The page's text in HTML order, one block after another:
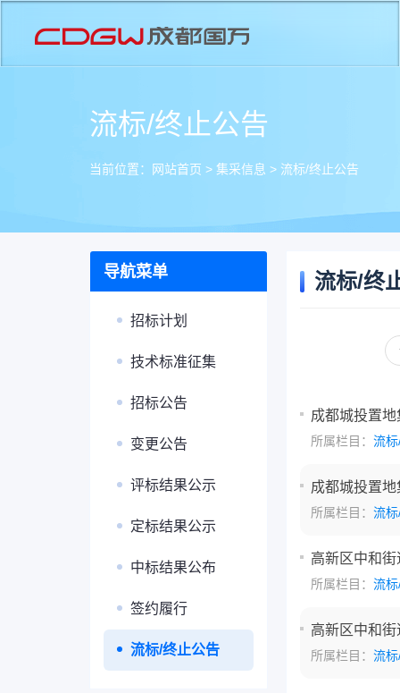
流标/终止公告
当前位置： 网站首页 > 集采信息 > 流标/终止公告
导航菜单
招标计划
技术标准征集
招标公告
变更公告
评标结果公示
定标结果公示
中标结果公布
签约履行
流标/终止公告
流标/终
成都城投置
所属栏目： 流
成都城投置
所属栏目： 流
高新区中和
所属栏目： 流
高新区中和
所属栏目： 流